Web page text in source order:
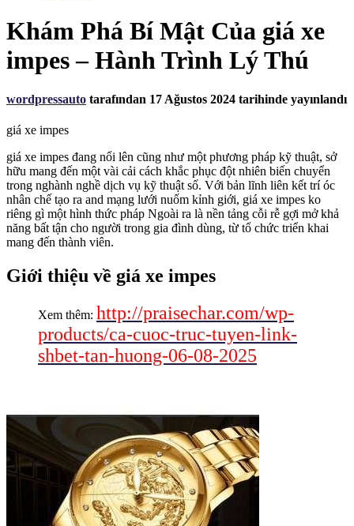
Khám Phá Bí Mật Của giá xe
impes – Hành Trình Lý Thú
wordpressauto tarafından 17 Ağustos 2024 tarihinde yayınlandı
giá xe impes
giá xe impes đang nổi lên cũng như một phương pháp kỹ thuật, sở
hữu mang đến một vài cải cách khắc phục đột nhiên biến chuyển
trong nghành nghề dịch vụ kỹ thuật số. Với bản lĩnh liên kết trí óc
nhân chế tạo ra and mạng lưới nuốm kỉnh giới, giá xe impes ko
riêng gì một hình thức pháp Ngoài ra là nền tảng cỗi rễ gợi mở khả
năng bất tận cho người trong gia đình dùng, từ tổ chức triển khai
mang đến thành viên.
Giới thiệu về giá xe impes
Xem thêm: http://praisechar.com/wp-
products/ca-cuoc-truc-tuyen-link-
shbet-tan-huong-06-08-2025